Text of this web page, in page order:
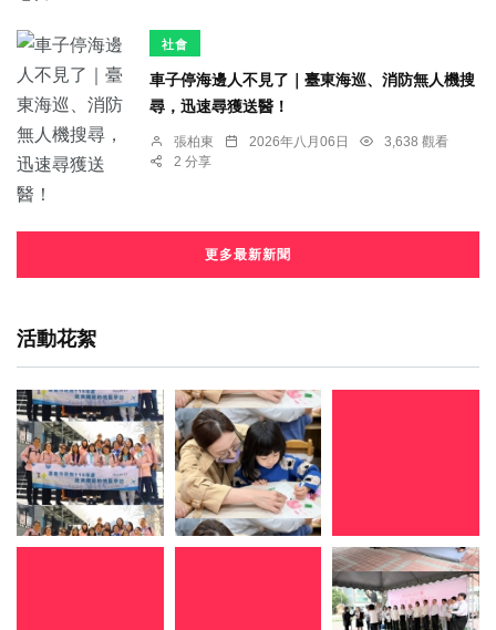
社會
車子停海邊人不見了｜臺東海巡、消防無人機搜
尋，迅速尋獲送醫！
張柏東 2026年八月06日
3,638 觀看
2 分享
更多最新新聞
活動花絮